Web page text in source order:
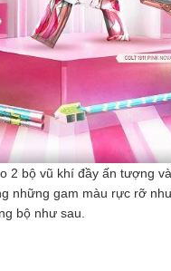
2 bộ vũ khí đầy ấn tượng
những gam màu rực rỡ
bộ như sau.